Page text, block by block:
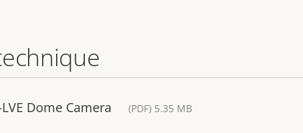
Dome Camera (PDF) 5.35 MB